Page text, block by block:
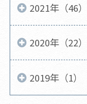
2021年（46）
2020年（22）
2019年（1）